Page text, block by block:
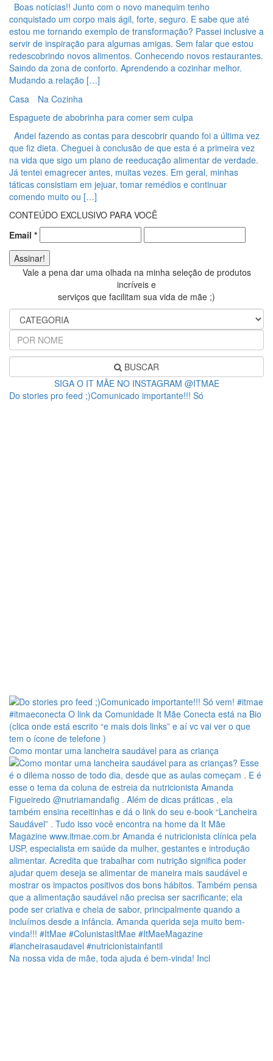
Boas notícias!! Junto com o novo manequim tenho
conquistado um corpo mais ágil, forte, seguro. E sabe que até
estou me tornando exemplo de transformação? Passei inclusive a
servir de inspiração para algumas amigas. Sem falar que estou
redescobrindo novos alimentos. Conhecendo novos restaurantes.
Saindo da zona de conforto. Aprendendo a cozinhar melhor.
Mudando a relação […]
Casa
Na Cozinha
Espaguete de abobrinha para comer sem culpa
Andei fazendo as contas para descobrir quando foi a última vez
que fiz dieta. Cheguei à conclusão de que esta é a primeira vez
na vida que sigo um plano de reeducação alimentar de verdade.
Já tentei emagrecer antes, muitas vezes. Em geral, minhas
táticas consistiam em jejuar, tomar remédios e continuar
comendo muito ou […]
CONTEÚDO EXCLUSIVO PARA VOCÊ
Email *
Vale a pena dar uma olhada na minha seleção de produtos
incríveis e
serviços que facilitam sua vida de mãe ;)
BUSCAR
SIGA O IT MÃE NO INSTAGRAM @ITMAE
Do stories pro feed ;)Comunicado importante!!! Só
Como montar uma lancheira saudável para as criança
Na nossa vida de mãe, toda ajuda é bem-vinda! Incl